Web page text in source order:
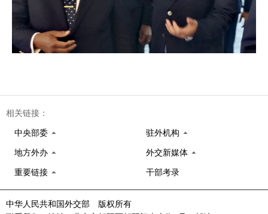
相关链接：
中央部委 驻外机构
地方外办 外交新媒体
重要链接 干部考录
中华人民共和国外交部 版权所有